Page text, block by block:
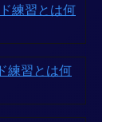
練習とは何
練習とは何